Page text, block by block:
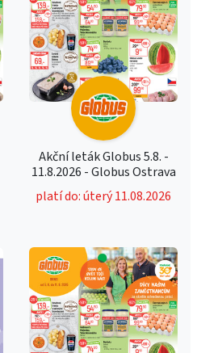
Akční leták Globus 5.8. -
11.8.2026 - Globus Ostrava
platí do: úterý 11.08.2026